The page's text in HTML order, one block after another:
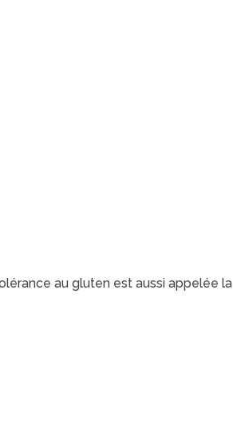
au gluten est aussi appelée la